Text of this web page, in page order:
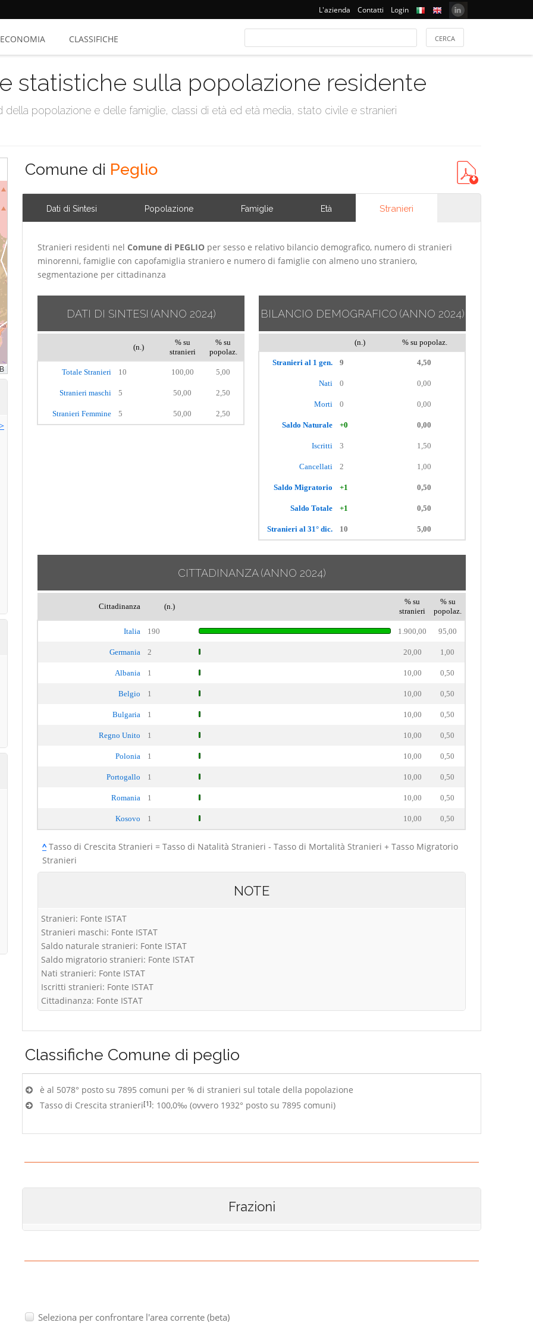
L'azienda Contatti Login
ECONOMIA CLASSIFICHE
statistiche sulla popolazione residente
popolazione e delle famiglie, classi di età ed età media, stato civile e stranieri
Comune di Peglio
Dati di Sintesi Popolazione Famiglie Età Stranieri
Stranieri residenti nel Comune di PEGLIO per sesso e relativo bilancio demografico, numero di stranieri
minorenni, famiglie con capofamiglia straniero e numero di famiglie con almeno uno straniero,
segmentazione per cittadinanza
DATI DI SINTESI (ANNO 2024)
(n.)
% su
stranieri
% su
popolaz.
Totale Stranieri 10 100,00 5,00
Stranieri maschi 5 50,00 2,50
Stranieri Femmine 5 50,00 2,50
BILANCIO DEMOGRAFICO (ANNO 2024)
(n.) % su popolaz.
Stranieri al 1 gen. 9 4,50
Nati 0 0,00
Morti 0 0,00
Saldo Naturale +0 0,00
Iscritti 3 1,50
Cancellati 2 1,00
Saldo Migratorio +1 0,50
Saldo Totale +1 0,50
Stranieri al 31° dic. 10 5,00
CITTADINANZA (ANNO 2024)
Cittadinanza (n.)
% su
stranieri
% su
popolaz.
Italia 190 1.900,00 95,00
Germania 2 20,00 1,00
Albania 1 10,00 0,50
Belgio 1 10,00 0,50
Bulgaria 1 10,00 0,50
Regno Unito 1 10,00 0,50
Polonia 1 10,00 0,50
Portogallo 1 10,00 0,50
Romania 1 10,00 0,50
Kosovo 1 10,00 0,50
^Tasso di Crescita Stranieri = Tasso di Natalità Stranieri - Tasso di Mortalità Stranieri + Tasso Migratorio
Stranieri
NOTE
Stranieri: Fonte ISTAT
Stranieri maschi: Fonte ISTAT
Saldo naturale stranieri: Fonte ISTAT
Saldo migratorio stranieri: Fonte ISTAT
Nati stranieri: Fonte ISTAT
Iscritti stranieri: Fonte ISTAT
Cittadinanza: Fonte ISTAT
Classifiche Comune di peglio
è al 5078° posto su 7895 comuni per % di stranieri sul totale della popolazione
Tasso di Crescita stranieri[1]: 100,0‰ (ovvero 1932° posto su 7895 comuni)
Frazioni
Seleziona per confrontare l'area corrente (beta)